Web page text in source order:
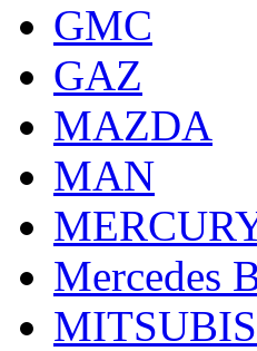
GMC
GAZ
MAZDA
MAN
Mercedes